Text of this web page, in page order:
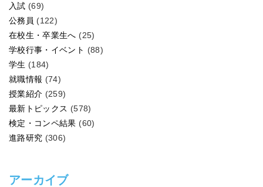
入試 (69)
公務員 (122)
在校生・卒業生へ (25)
学校行事・イベント (88)
学生 (184)
就職情報 (74)
授業紹介 (259)
最新トピックス (578)
検定・コンペ結果 (60)
進路研究 (306)
アーカイブ